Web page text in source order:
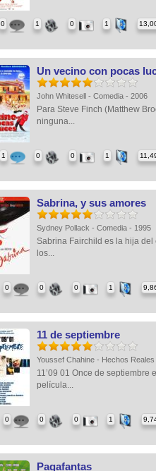
0 1 0 1
Un vecino con pocas
John Whitesell - Comedia - 2006
Para Steve Finch (Matthew
ninguna...
1 0 0 1
Sabrina, y sus amores
Sydney Pollack - Comedia - 1995
Sabrina Fairchild es la hija del
los...
0 0 0 1
11 de septiembre
Youssef Chahine - Hechos Reales
11’09 01 Once de septiembre
película...
0 0 0 1
Pagafantas